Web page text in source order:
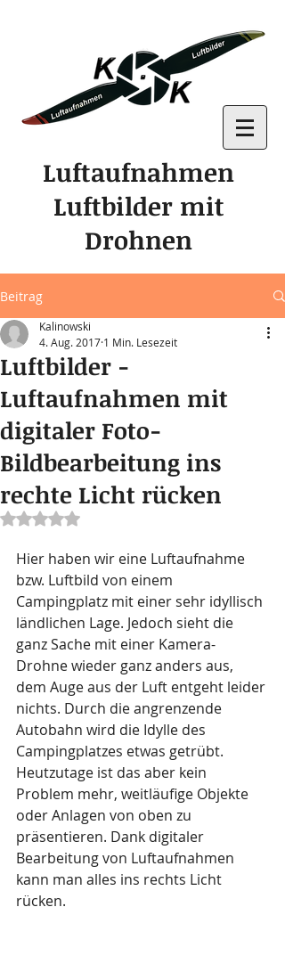
Luftaufnahmen
Luftbilder mit
Drohnen
Beitrag
Luftbilder -
Luftaufnahmen mit
digitaler Foto-
Bildbearbeitung ins
rechte Licht rücken
Kalinowski
4. Aug. 2017 1 Min. Lesezeit
Mit NaN von 5 Sternen bewertet.
Hier haben wir eine Luftaufnahme
bzw. Luftbild von einem
Campingplatz mit einer sehr idyllisch
ländlichen Lage. Jedoch sieht die
ganz Sache mit einer Kamera-
Drohne wieder ganz anders aus,
dem Auge aus der Luft entgeht leider
nichts. Durch die angrenzende
Autobahn wird die Idylle des
Campingplatzes etwas getrübt.
Heutzutage ist das aber kein
Problem mehr, weitläufige Objekte
oder Anlagen von oben zu
präsentieren. Dank digitaler
Bearbeitung von Luftaufnahmen
kann man alles ins rechts Licht
rücken.